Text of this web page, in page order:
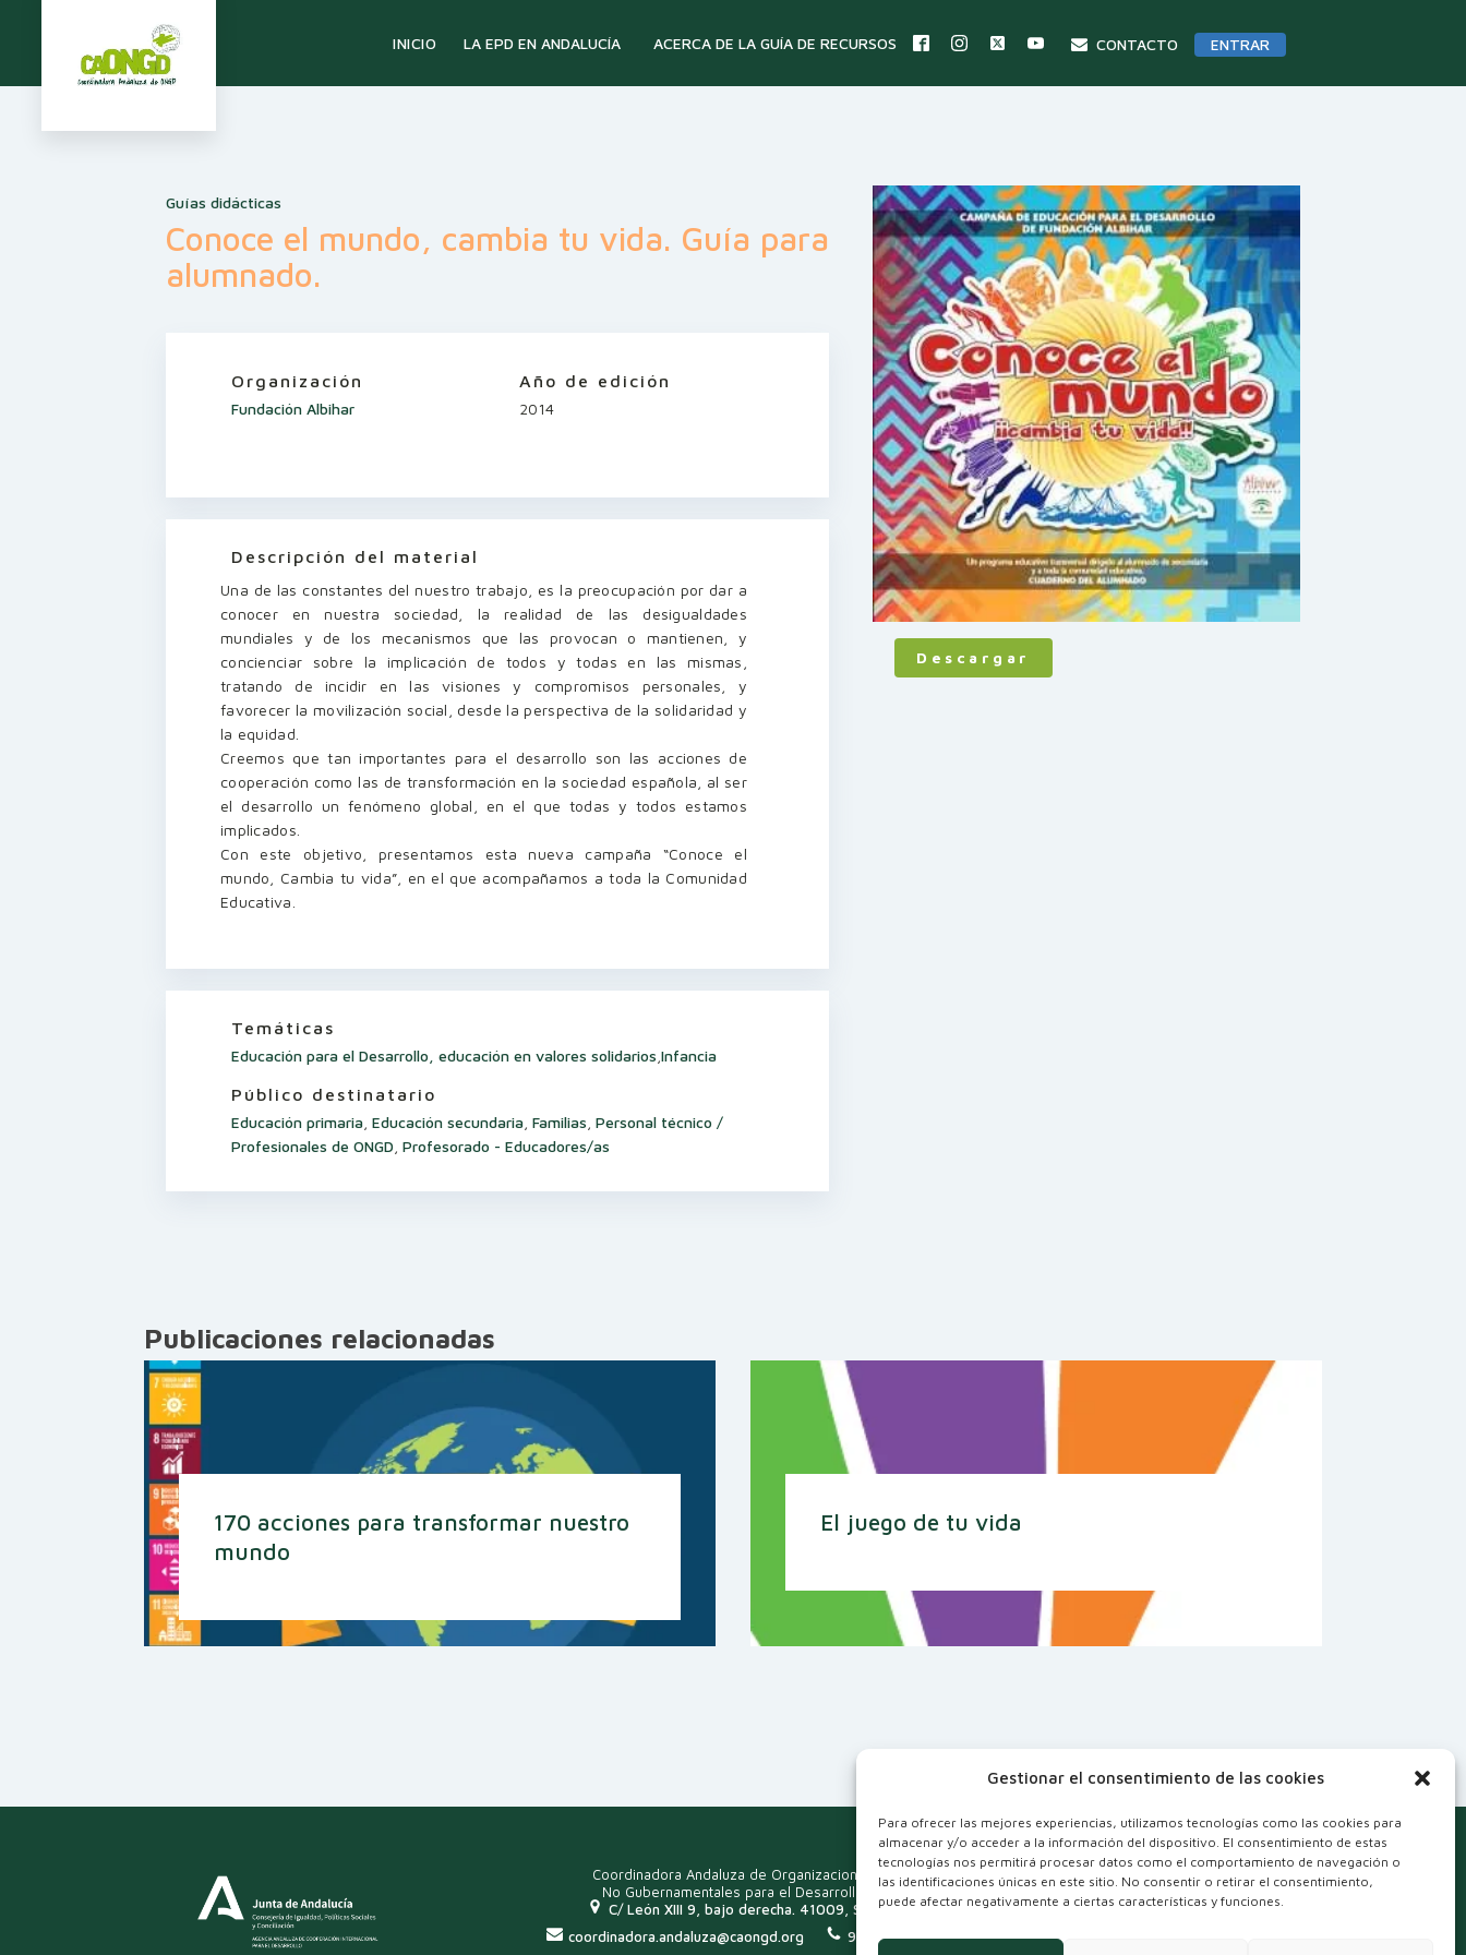
Gestionar el consentimiento de las cookies
Para ofrecer las mejores experiencias, utilizamos tecnologías como las cookies para
almacenar y/o acceder a la información del dispositivo. El consentimiento de estas
tecnologías nos permitirá procesar datos como el comportamiento de navegación o
las identificaciones únicas en este sitio. No consentir o retirar el consentimiento,
puede afectar negativamente a ciertas características y funciones.
INICIO LA EPD EN ANDALUCÍA ACERCA DE LA GUÍA DE RECURSOS CONTACTO ENTRAR
Descargar
Guías didácticas
Conoce el mundo, cambia tu vida. Guía para
alumnado.
Organización
Fundación Albihar
Año de edición
2014
Descripción del material
Una de las constantes del nuestro trabajo, es la preocupación por dar a
conocer en nuestra sociedad, la realidad de las desigualdades
mundiales y de los mecanismos que las provocan o mantienen, y
concienciar sobre la implicación de todos y todas en las mismas,
tratando de incidir en las visiones y compromisos personales, y
favorecer la movilización social, desde la perspectiva de la solidaridad y
la equidad.
Creemos que tan importantes para el desarrollo son las acciones de
cooperación como las de transformación en la sociedad española, al ser
el desarrollo un fenómeno global, en el que todas y todos estamos
implicados.
Con este objetivo, presentamos esta nueva campaña “Conoce el
mundo, Cambia tu vida”, en el que acompañamos a toda la Comunidad
Educativa.
Temáticas
Educación para el Desarrollo, educación en valores solidarios Infancia
Público destinatario
Educación primaria Educación secundaria Familias Personal técnico /
Profesionales de ONGD Profesorado - Educadores/as
Publicaciones relacionadas
170 acciones para transformar nuestro
mundo
El juego de tu vida
Coordinadora Andaluza de Organizaciones
No Gubernamentales para el Desarrollo
C/ León XIII 9, bajo derecha. 41009, Sevilla
coordinadora.andaluza@caongd.org
954 915 249